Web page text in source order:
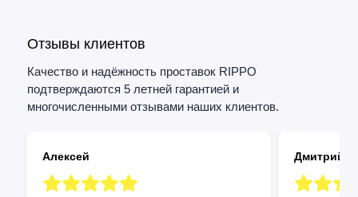
Отзывы клиентов
Качество и надёжность проставок RIPPO
подтверждаются 5 летней гарантией и
многочисленными отзывами наших клиентов.
Алексей Дмитрий